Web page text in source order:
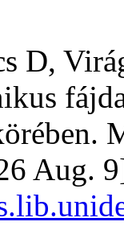
D,
Aug.